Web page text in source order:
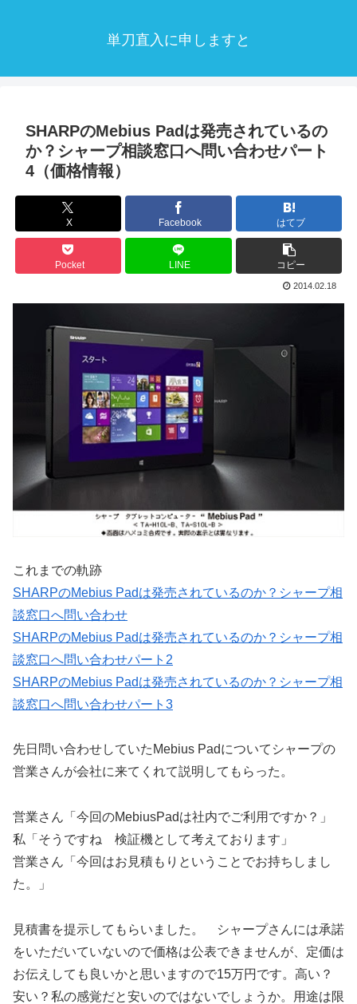
単刀直入に申しますと
SHARPのMebius Padは発売されているの
か？シャープ相談窓口へ問い合わせパート
4（価格情報）
X Facebook はてブ
Pocket LINE コピー
2014.02.18
これまでの軌跡
SHARPのMebius Padは発売されているのか？シャープ相
談窓口へ問い合わせ
SHARPのMebius Padは発売されているのか？シャープ相
談窓口へ問い合わせパート2
SHARPのMebius Padは発売されているのか？シャープ相
談窓口へ問い合わせパート3
先日問い合わせしていたMebius Padについてシャープの
営業さんが会社に来てくれて説明してもらった。
営業さん「今回のMebiusPadは社内でご利用ですか？」
私「そうですね 検証機として考えております」
営業さん「今回はお見積もりということでお持ちしまし
た。」
見積書を提示してもらいました。 シャープさんには承諾
をいただいていないので価格は公表できませんが、定価は
お伝えしても良いかと思いますので15万円です。高い？
安い？私の感覚だと安いのではないでしょうか。用途は限